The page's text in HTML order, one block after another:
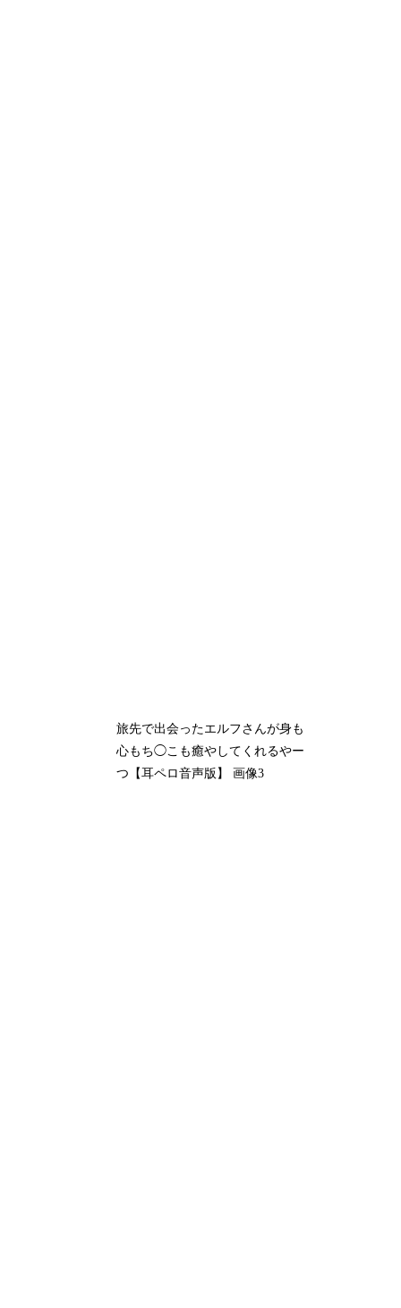
旅先で出会ったエルフさんが身も
心もち◯こも癒やしてくれるやー
つ【耳ペロ音声版】 画像3